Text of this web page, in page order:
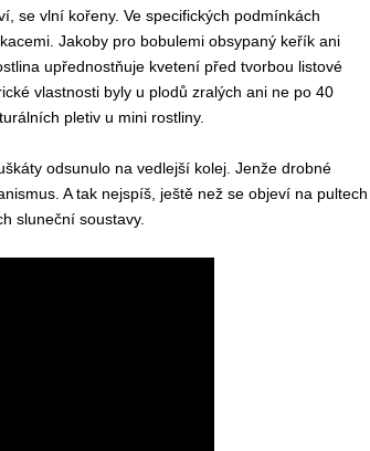
se vlní kořeny. Ve specifických podmínkách
Jakoby pro bobulemi obsypaný keřík ani
upřednostňuje kvetení před tvorbou listové
vlastnosti byly u plodů zralých ani ne po 40
pletiv u mini rostliny.
odsunulo na vedlejší kolej. Jenže drobné
A tak nejspíš, ještě než se objeví na pultech
sluneční soustavy.